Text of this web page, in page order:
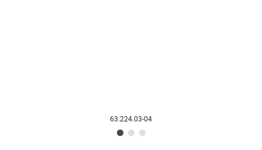
63.224.03-04